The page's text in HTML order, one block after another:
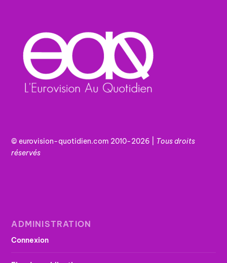
© eurovision-quotidien.com 2010-2026 | Tousdroits
réservés
ADMINISTRATION
Connexion